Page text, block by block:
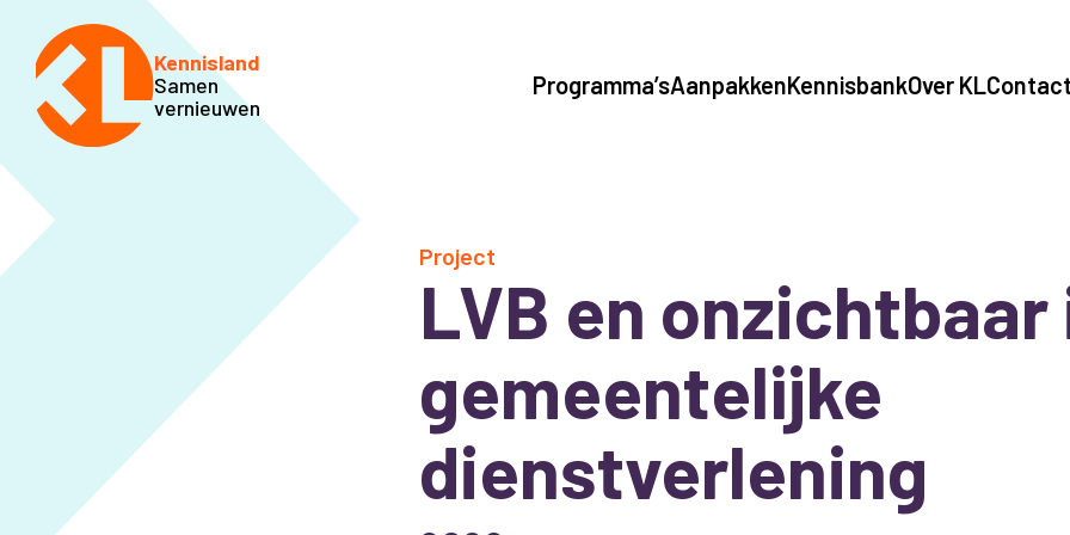
Kennisland
Samen
vernieuwen
Programma’sAanpakkenKennisbankOver KL
Project
LVB en onzichtbaar
gemeentelijke
dienstverlening